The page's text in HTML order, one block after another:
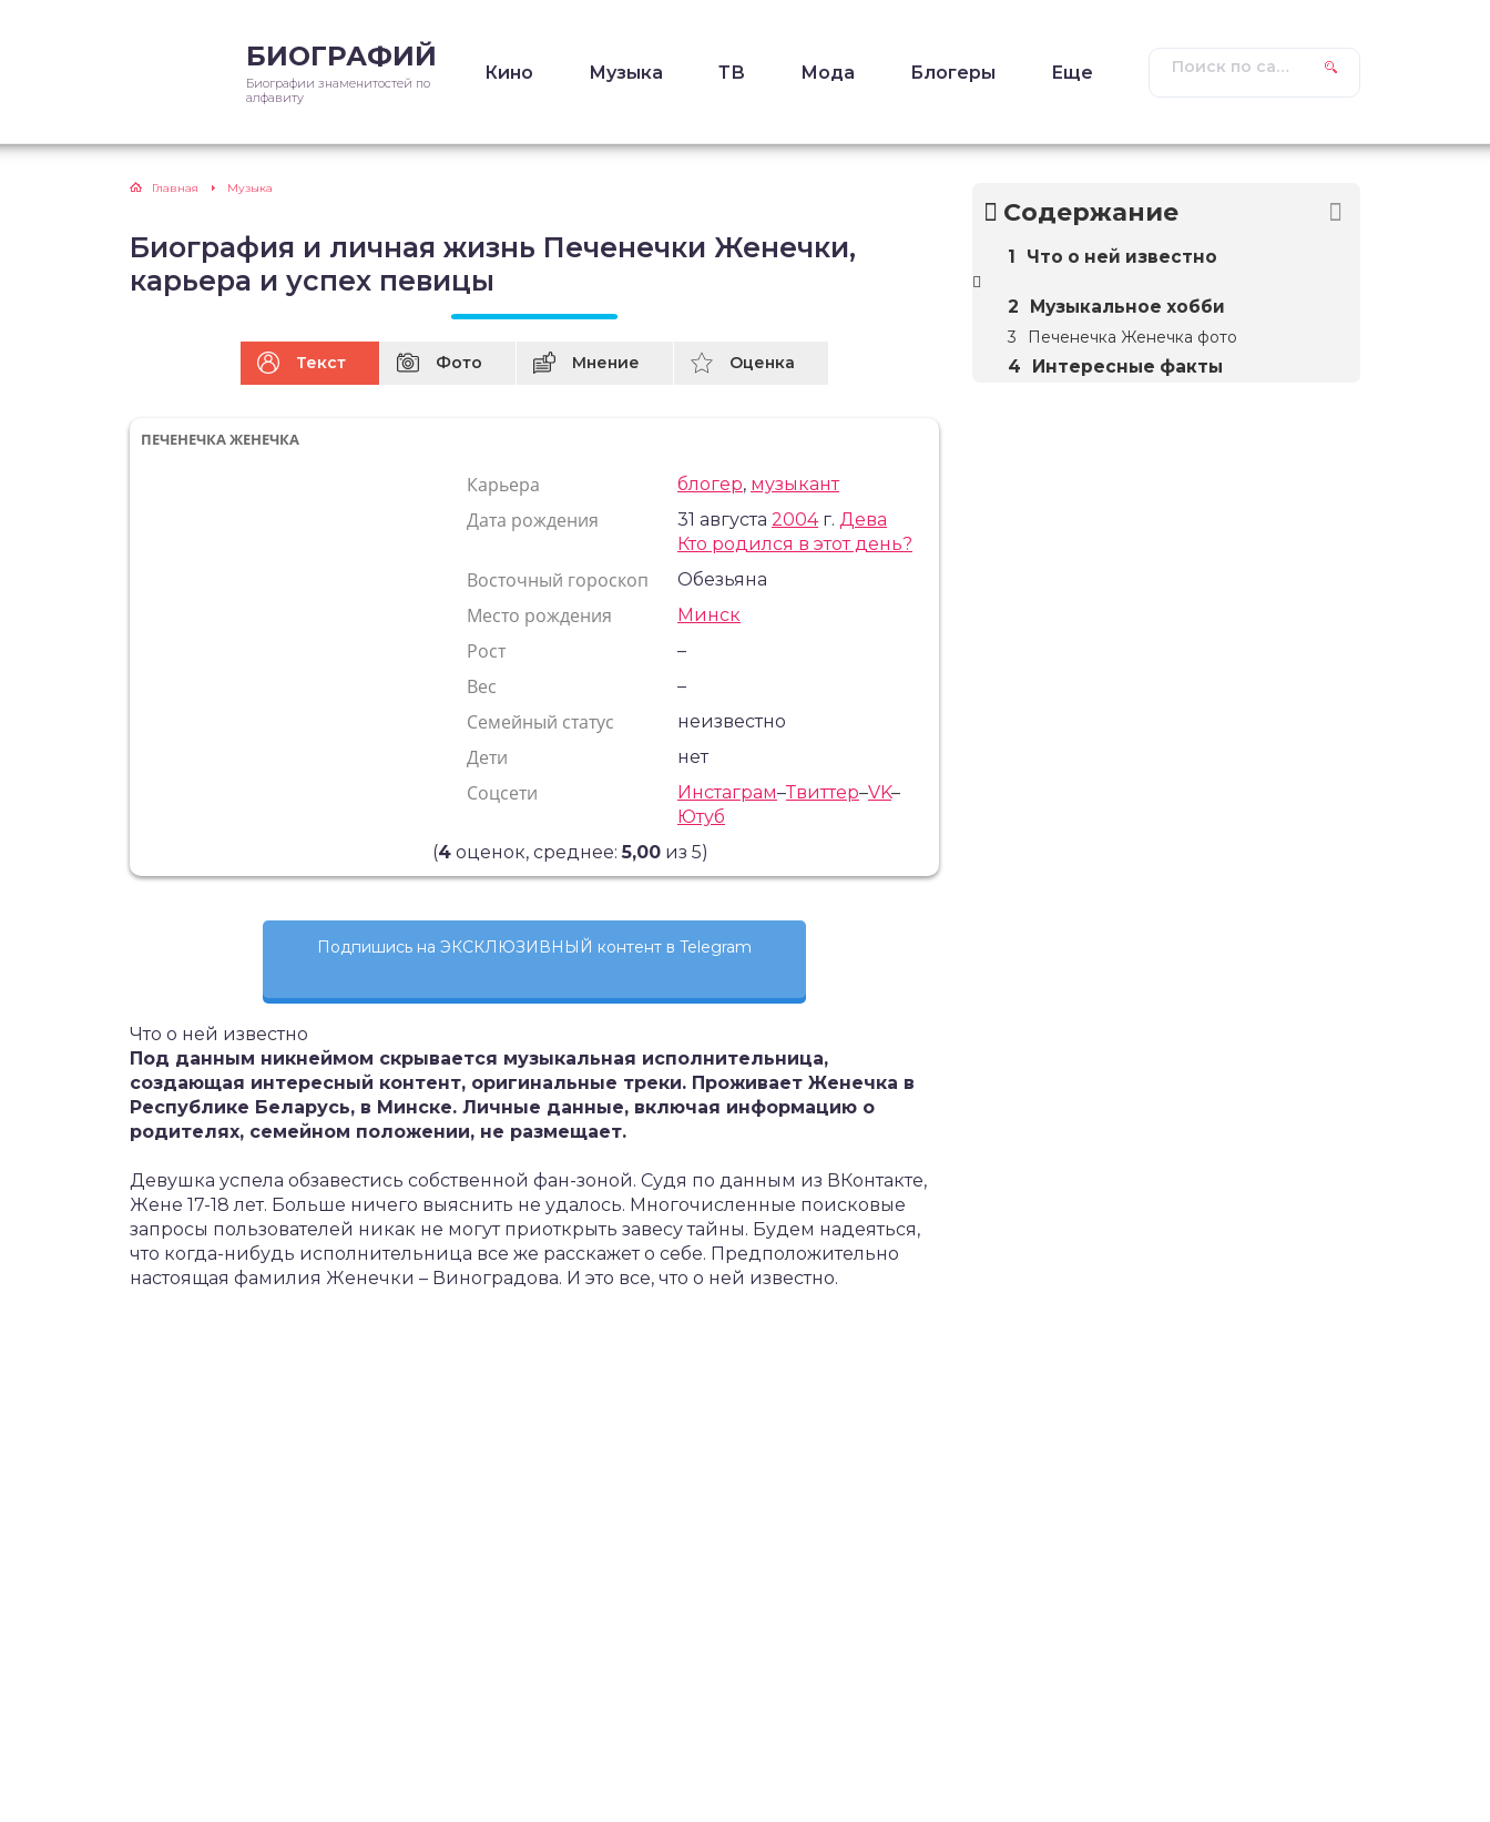
БИОГРАФИЙ
Биографии знаменитостей по
алфавиту
Кино Музыка ТВ Мода Блогеры Еще
Главная Музыка
Биография и личная жизнь Печенечки Женечки,
карьера и успех певицы
Текст Фото Мнение Оценка
ПЕЧЕНЕЧКА ЖЕНЕЧКА
Карьера блогер, музыкант
Дата рождения 31 августа2004г.Дева
Кто родился в этот день?
Восточный гороскоп Обезьяна
Место рождения Минск
Рост –
Вес –
Семейный статус неизвестно
Дети нет
Соцсети Инстаграм–Твиттер–VK–
Ютуб
(4оценок, среднее:5,00из 5)
Подпишись на ЭКСКЛЮЗИВНЫЙ контент в Telegram
Что о ней известно
Под данным никнеймом скрывается музыкальная исполнительница,
создающая интересный контент, оригинальные треки. Проживает Женечка в
Республике Беларусь, в Минске. Личные данные, включая информацию о
родителях, семейном положении, не размещает.
Девушка успела обзавестись собственной фан-зоной. Судя по данным из ВКонтакте,
Жене 17-18 лет. Больше ничего выяснить не удалось. Многочисленные поисковые
запросы пользователей никак не могут приоткрыть завесу тайны. Будем надеяться,
что когда-нибудь исполнительница все же расскажет о себе. Предположительно
настоящая фамилия Женечки – Виноградова. И это все, что о ней известно.
Содержание
Что о ней известно
Музыкальное хобби
Печенечка Женечка фото
Интересные факты